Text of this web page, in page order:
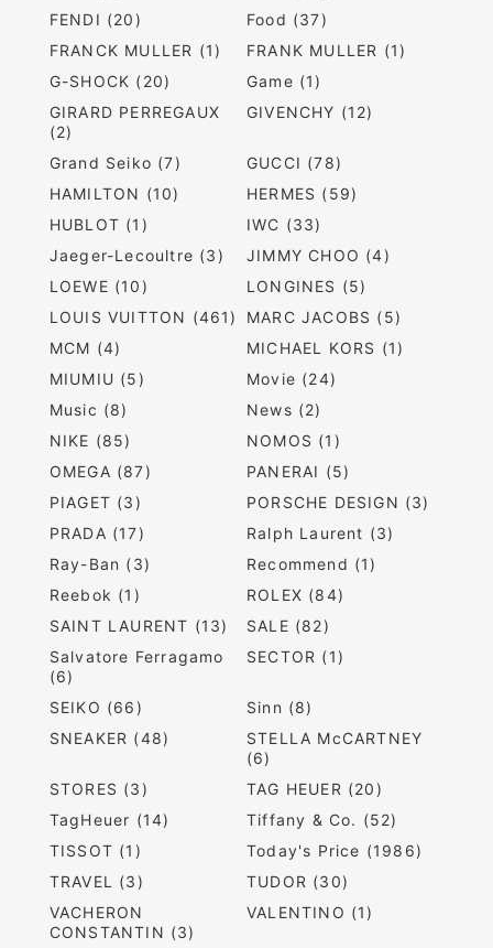
FENDI (20)
Food (37)
FRANCK MULLER (1)
FRANK MULLER (1)
G-SHOCK (20)
Game (1)
GIRARD PERREGAUX
(2)
GIVENCHY (12)
Grand Seiko (7)
GUCCI (78)
HAMILTON (10)
HERMES (59)
HUBLOT (1)
IWC (33)
Jaeger-Lecoultre (3)
JIMMY CHOO (4)
LOEWE (10)
LONGINES (5)
LOUIS VUITTON (461)
MARC JACOBS (5)
MCM (4)
MICHAEL KORS (1)
MIUMIU (5)
Movie (24)
Music (8)
News (2)
NIKE (85)
NOMOS (1)
OMEGA (87)
PANERAI (5)
PIAGET (3)
PORSCHE DESIGN (3)
PRADA (17)
Ralph Laurent (3)
Ray-Ban (3)
Recommend (1)
Reebok (1)
ROLEX (84)
SAINT LAURENT (13)
SALE (82)
Salvatore Ferragamo
(6)
SECTOR (1)
SEIKO (66)
Sinn (8)
SNEAKER (48)
STELLA McCARTNEY
(6)
STORES (3)
TAG HEUER (20)
TagHeuer (14)
Tiffany & Co. (52)
TISSOT (1)
Today's Price (1986)
TRAVEL (3)
TUDOR (30)
VACHERON
CONSTANTIN (3)
VALENTINO (1)